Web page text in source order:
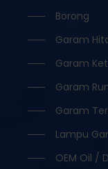
Borong
Garam
Garam
Garam
Garam
Lampu
OEM Oil /